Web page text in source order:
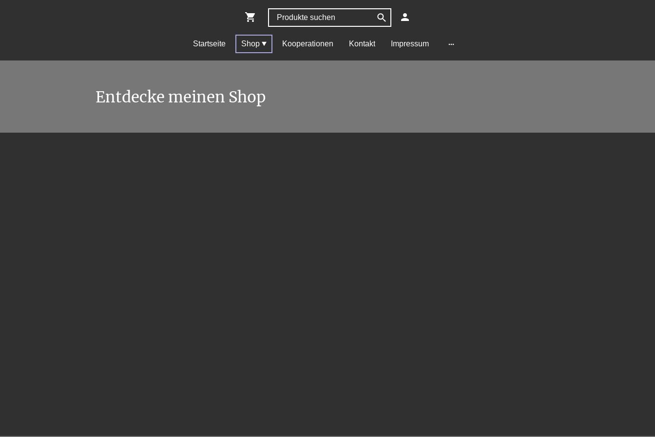
Startseite Shop Kooperationen Kontakt Impressum
Entdecke meinen Shop